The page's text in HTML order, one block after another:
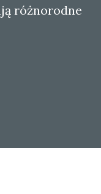
różnorodne